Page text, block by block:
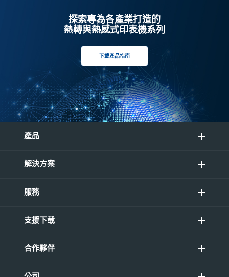
探索專為各產業打造的
熱轉與熱感式印表機系列
下載產品指南
產品
解決方案
服務
支援下载
合作夥伴